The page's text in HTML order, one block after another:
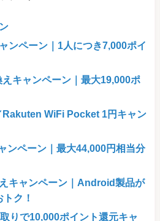
ンペーン｜1人につき7,000ポイ
キャンペーン｜最大19,000ポ
WiFi Pocket 1円キャン
ンペーン｜最大44,000円相当分
キャンペーン｜Android製品が
ク！
りで10,000ポイント還元キャ